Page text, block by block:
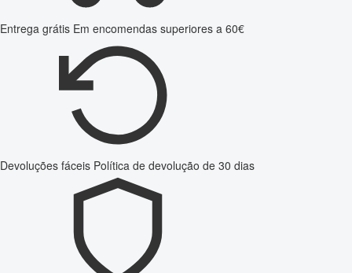
Entrega grátis Em encomendas superiores a 60€
Devoluções fáceis Política de devolução de 30 dias